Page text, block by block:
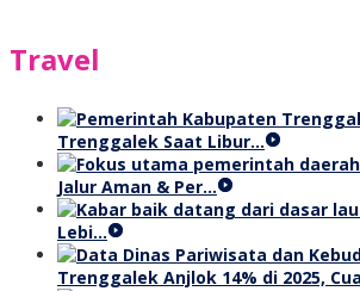
Travel
Trenggalek Saat Libur…
Jalur Aman & Per…
Lebi…
Trenggalek Anjlok 14% di 2025,